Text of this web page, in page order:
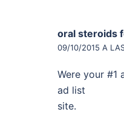
oral steroids
09/10/2015 A
Werе your #1
ad list
site.